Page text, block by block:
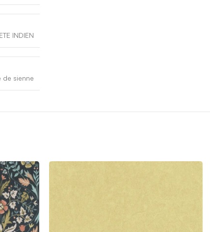
ETE INDIEN
de sienne